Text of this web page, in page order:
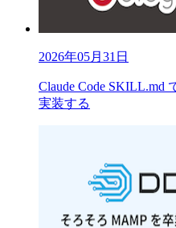
2026年05月31日
Claude Code SKILL.md
実装する